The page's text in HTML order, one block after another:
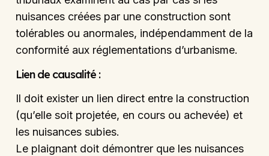
nuisances créées par une construction sont
tolérables ou anormales, indépendamment de la
conformité aux réglementations d’urbanisme.
Lien de causalité :
Il doit exister un lien direct entre la construction
(qu’elle soit projetée, en cours ou achevée) et
les nuisances subies.
Le plaignant doit démontrer que les nuisances